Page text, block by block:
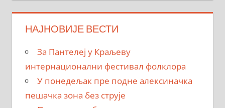
НАЈНОВИЈЕ ВЕСТИ
За Пантелеј у Краљеву
интернационални фестивал фолклора
У понедељак пре подне алексиначка
пешачка зона без струје